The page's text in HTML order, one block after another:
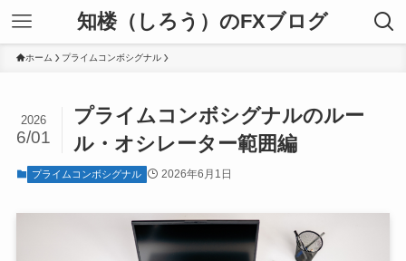
知楼（しろう）のFXブログ
ホーム プライムコンボシグナル
プライムコンボシグナルのルー
ル・オシレーター範囲編
2026
6/01
プライムコンボシグナル 2026年6月1日